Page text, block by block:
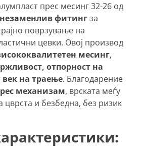
прес месинг 32-26 од
незаменлив фитингза
поврзување на
цевки. Овој производ
месинг,
отпорност на
век на траење. Благодарение
механизам, врската меѓу
цврста и безбедна, без ризик